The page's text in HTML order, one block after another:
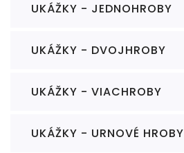
UKÁŽKY - JEDNOHROBY
UKÁŽKY - DVOJHROBY
UKÁŽKY - VIACHROBY
UKÁŽKY - URNOVÉ HROBY